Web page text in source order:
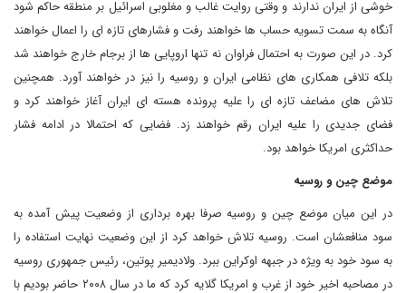
خوشی از ایران ندارند و وقتی روایت غالب و مغلوبی اسرائیل بر منطقه حاکم شود
آنگاه به سمت تسویه حساب ها خواهند رفت و فشارهای تازه ای را اعمال خواهند
کرد. در این صورت به احتمال فراوان نه تنها اروپایی ها از برجام خارج خواهند شد
بلکه تلافی همکاری های نظامی ایران و روسیه را نیز در خواهند آورد. همچنین
تلاش های مضاعف تازه ای را علیه پرونده هسته ای ایران آغاز خواهند کرد و
فضای جدیدی را علیه ایران رقم خواهند زد. فضایی که احتمالا در ادامه فشار
حداکثری امریکا خواهد بود.
موضع چین و روسیه
در این میان موضع چین و روسیه صرفا بهره برداری از وضعیت پیش آمده به
سود منافعشان است. روسیه تلاش خواهد کرد از این وضعیت نهایت استفاده را
به سود خود به ویژه در جبهه اوکراین ببرد. ولادیمیر پوتین، رئیس جمهوری روسیه
در مصاحبه اخیر خود از غرب و امریکا گلایه کرد که ما در سال ۲۰۰۸ حاضر بودیم با